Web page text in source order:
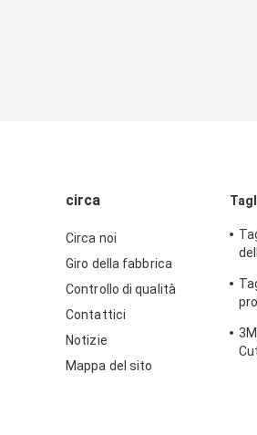
circa
Circa noi
Giro della fabbrica
Controllo di qualità
Contattici
Notizie
Mappa del sito